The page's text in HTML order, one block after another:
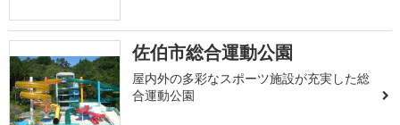
佐伯市総合運動公園
屋内外の多彩なスポーツ施設が充実した総
合運動公園